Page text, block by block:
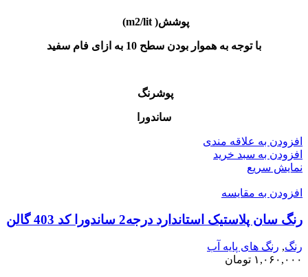
پوشش( m2/lit)
با توجه به هموار بودن سطح 10 به ازای فام سفید
پوشرنگ
ساندورا
افزودن به علاقه مندی
افزودن به سبد خرید
نمایش سریع
افزودن به مقایسه
رنگ سان پلاستیک استاندارد درجه2 ساندورا کد 403 گالن
رنگ, رنگ‌ های پایه آب
۱,۰۶۰,۰۰۰ تومان